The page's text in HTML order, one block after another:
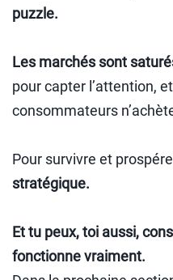
puzzle.
Les marchés sont
pour capter l’attention,
consommateurs
Pour survivre et
stratégique.
Et tu peux, toi aussi,
fonctionne vraiment.